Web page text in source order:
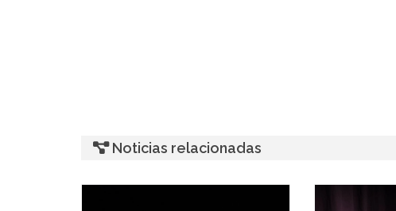
Noticias relacionadas